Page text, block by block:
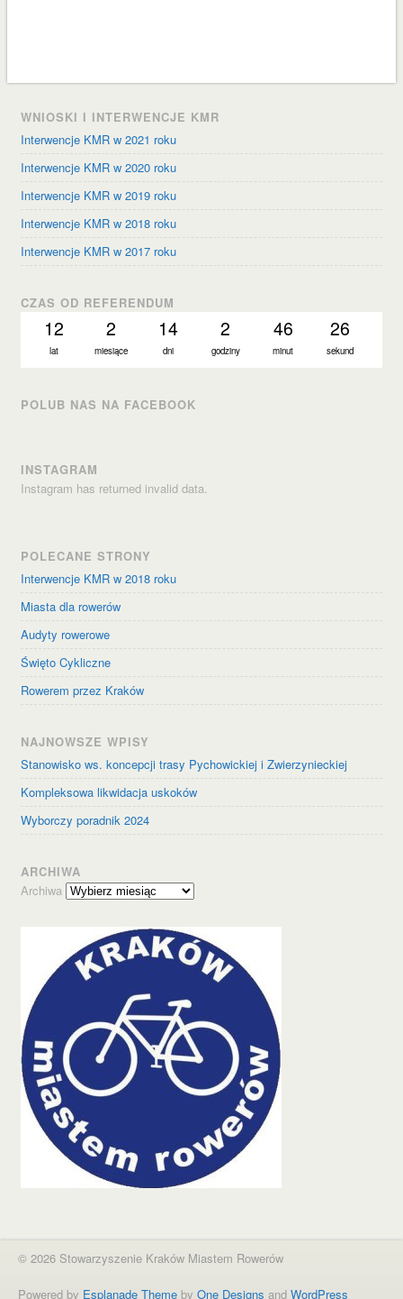
WNIOSKI I INTERWENCJE KMR
Interwencje KMR w 2021 roku
Interwencje KMR w 2020 roku
Interwencje KMR w 2019 roku
Interwencje KMR w 2018 roku
Interwencje KMR w 2017 roku
CZAS OD REFERENDUM
12
lat
2
miesiące
14
dni
2
godziny
46
minut
27
sekund
POLUB NAS NA FACEBOOK
INSTAGRAM
Instagram has returned invalid data.
POLECANE STRONY
Interwencje KMR w 2018 roku
Miasta dla rowerów
Audyty rowerowe
Święto Cykliczne
Rowerem przez Kraków
NAJNOWSZE WPISY
Stanowisko ws. koncepcji trasy Pychowickiej i Zwierzynieckiej
Kompleksowa likwidacja uskoków
Wyborczy poradnik 2024
ARCHIWA
Archiwa
© 2026 Stowarzyszenie Kraków Miastem Rowerów
Powered by Esplanade Theme by One Designs and WordPress